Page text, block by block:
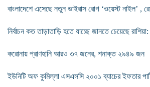
বাংলাদেশে এসেছে নতুন ভাইরাস রোগ ‘ওয়েস্ট নাইল’ ,
নির্বাচন কত তাড়াতাড়ি হতে যাচ্ছে জানতে চেয়েছে
করোনায় প্রাণহানি আরও ৩৭ জনের, শনাক্ত ২৯৪৯ জন
ইউনিটি অফ কুমিল্লা এসএসসি ২০০১ ব্যাচের ইফতার